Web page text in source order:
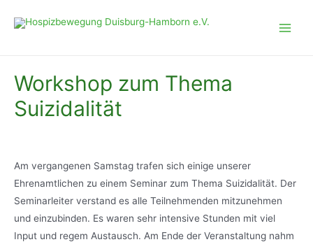
Inhalt
Workshop zum Thema
Suizidalität
Am vergangenen Samstag trafen sich einige unserer
Ehrenamtlichen zu einem Seminar zum Thema Suizidalität. Der
Seminarleiter verstand es alle Teilnehmenden mitzunehmen
und einzubinden. Es waren sehr intensive Stunden mit viel
Input und regem Austausch. Am Ende der Veranstaltung nahm